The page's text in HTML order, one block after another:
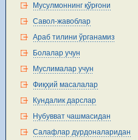
Мусулмоннинг қўрғони
Савол-жавоблар
Араб тилини ўрганамиз
Болалар учун
Муслималар учун
Фиқҳий масалалар
Кундалик дарслар
Нубувват чашмасидан
Салафлар дурдоналаридан